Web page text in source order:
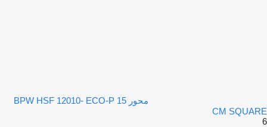
محور BPW HSF 12010- ECO-P 15
CM SQUARE
6